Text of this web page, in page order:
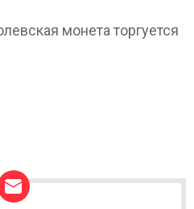
монета торгуется